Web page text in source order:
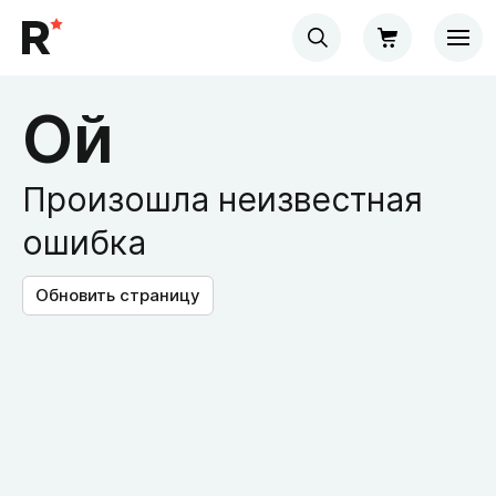
Ой
Произошла неизвестная
ошибка
Обновить страницу